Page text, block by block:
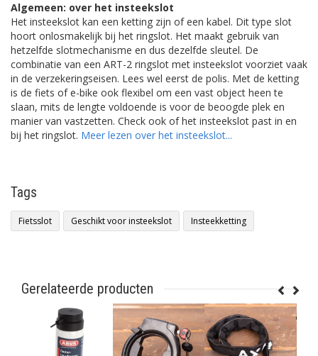
Algemeen: over het insteekslot
Het insteekslot kan een ketting zijn of een kabel. Dit type slot
hoort onlosmakelijk bij het ringslot. Het maakt gebruik van
hetzelfde slotmechanisme en dus dezelfde sleutel. De
combinatie van een ART-2 ringslot met insteekslot voorziet vaak
in de verzekeringseisen. Lees wel eerst de polis. Met de ketting
is de fiets of e-bike ook flexibel om een vast object heen te
slaan, mits de lengte voldoende is voor de beoogde plek en
manier van vastzetten. Check ook of het insteekslot past in en
bij het ringslot. Meer lezen over het insteekslot...
Tags
Fietsslot Geschikt voor insteekslot Insteekketting
Gerelateerde producten